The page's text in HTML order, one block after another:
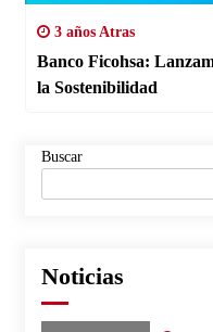
3 años Atras
Banco Ficohsa:
la Sostenibilidad
Buscar
Noticias